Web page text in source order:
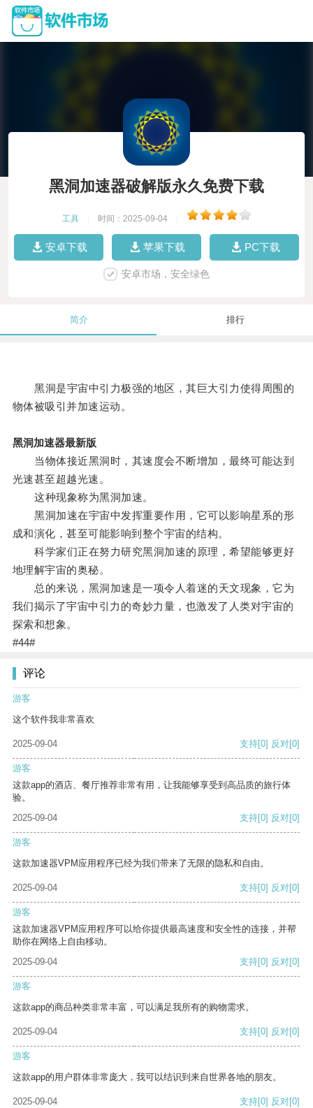
黑洞加速器破解版永久免费下载
工具 时间：2025-09-04
安卓下载 苹果下载 PC下载
安卓市场，安全绿色
简介 排行
黑洞是宇宙中引力极强的地区，其巨大引力使得周围的
物体被吸引并加速运动。
黑洞加速器最新版
当物体接近黑洞时，其速度会不断增加，最终可能达到
光速甚至超越光速。
这种现象称为黑洞加速。
黑洞加速在宇宙中发挥重要作用，它可以影响星系的形
成和演化，甚至可能影响到整个宇宙的结构。
科学家们正在努力研究黑洞加速的原理，希望能够更好
地理解宇宙的奥秘。
总的来说，黑洞加速是一项令人着迷的天文现象，它为
我们揭示了宇宙中引力的奇妙力量，也激发了人类对宇宙的
探索和想象。
#44#
评论
游客
这个软件我非常喜欢
2025-09-04 支持[0] 反对[0]
游客
这款app的酒店、餐厅推荐非常有用，让我能够享受到高品质的旅行体
验。
2025-09-04
支持[0] 反对[0]
游客
这款加速器VPM应用程序已经为我们带来了无限的隐私和自由。
2025-09-04 支持[0] 反对[0]
游客
这款加速器VPM应用程序可以给你提供最高速度和安全性的连接，并帮
助你在网络上自由移动。
2025-09-04
支持[0] 反对[0]
游客
这款app的商品种类非常丰富，可以满足我所有的购物需求。
2025-09-04 支持[0] 反对[0]
游客
这款app的用户群体非常庞大，我可以结识到来自世界各地的朋友。
2025-09-04 支持[0] 反对[0]